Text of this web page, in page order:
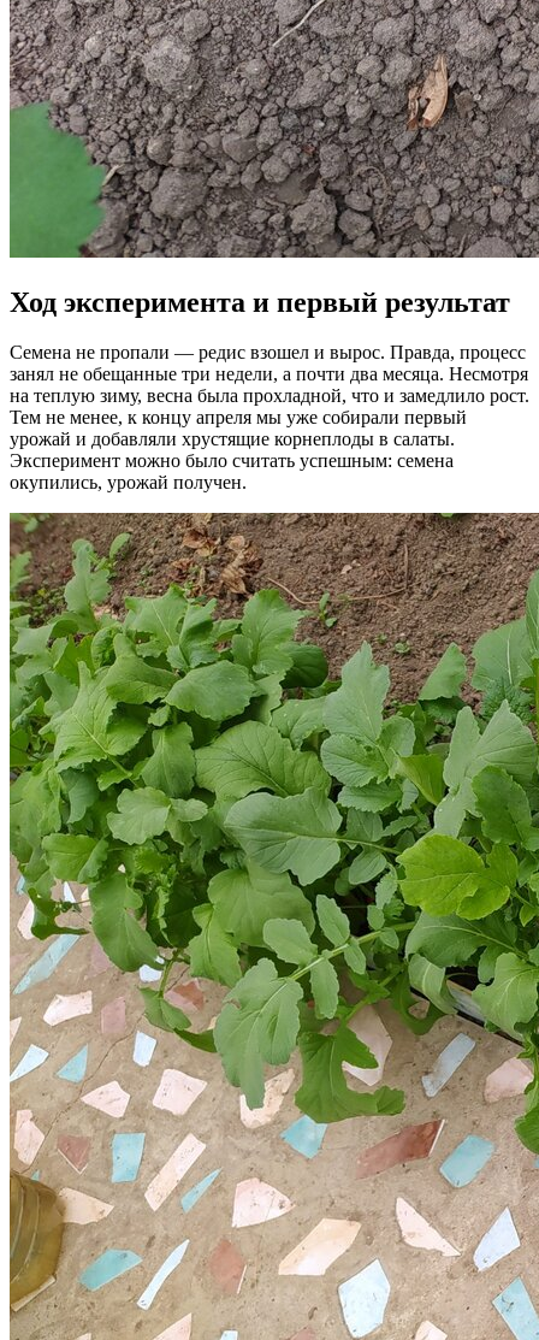
Ход эксперимента и первый результат
Семена не пропали — редис взошел и вырос. Правда, процесс
занял не обещанные три недели, а почти два месяца. Несмотря
на теплую зиму, весна была прохладной, что и замедлило рост.
Тем не менее, к концу апреля мы уже собирали первый
урожай и добавляли хрустящие корнеплоды в салаты.
Эксперимент можно было считать успешным: семена
окупились, урожай получен.